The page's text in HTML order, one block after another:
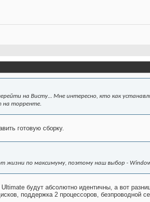
на Висту... Мне интересно, кто как
на торренте.
готовую сборку.
жизни по максимуму, поэтому наш выбор -
будут абсолютно идентичны, а вот
поддержка 2 процессоров, безпроводной